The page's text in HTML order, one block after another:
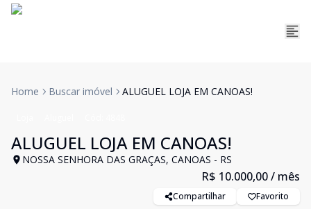
Home Buscar imóvel ALUGUEL LOJA EM CANOAS!
ALUGUEL LOJA EM CANOAS!
NOSSA SENHORA DAS GRAÇAS, CANOAS - RS
R$ 10.000,00/ mês
Compartilhar Favorito